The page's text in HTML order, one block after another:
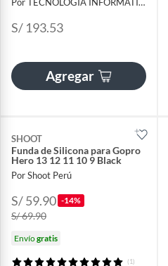
S/ 193.53
Agregar
SHOOT
Funda de Silicona para Gopro
Hero 13 12 11 10 9 Black
Por Shoot Perú
S/ 59.90 -14%
S/ 69.90
Envíogratis
(1)